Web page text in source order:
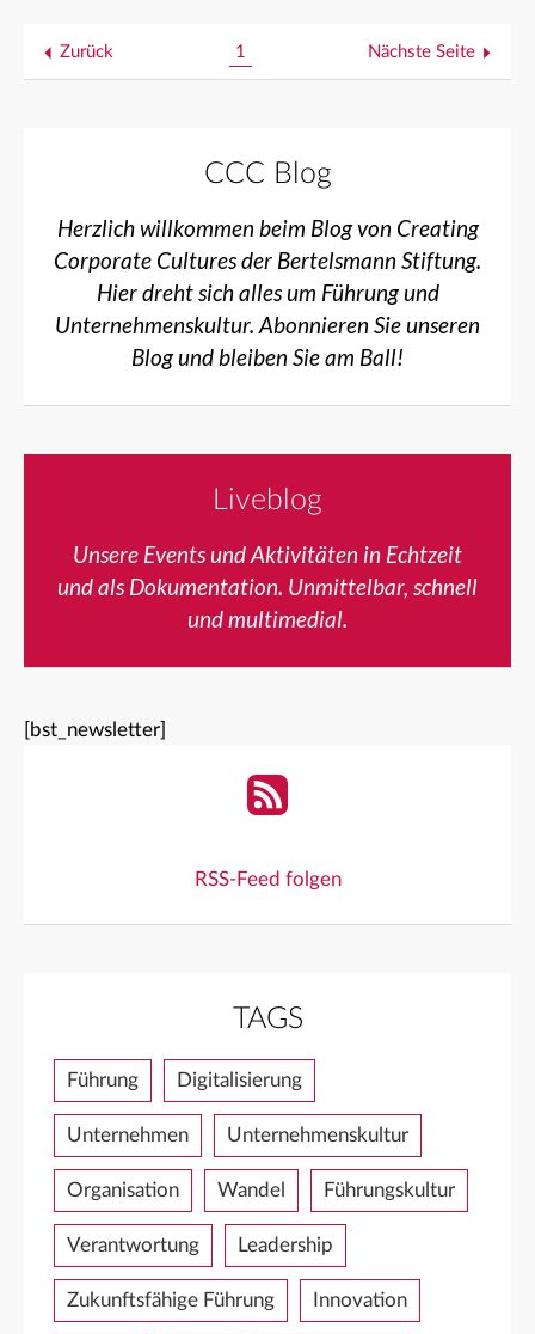
Zurück 1 Nächste Seite
CCC Blog
Herzlich willkommen beim Blog von Creating
Corporate Cultures der Bertelsmann Stiftung.
Hier dreht sich alles um Führung und
Unternehmenskultur. Abonnieren Sie unseren
Blog und bleiben Sie am Ball!
Liveblog
Unsere Events und Aktivitäten in Echtzeit
und als Dokumentation. Unmittelbar, schnell
und multimedial.
[bst_newsletter]
RSS-Feed folgen
TAGS
Führung Digitalisierung
Unternehmen Unternehmenskultur
Organisation Wandel Führungskultur
Verantwortung Leadership
Zukunftsfähige Führung Innovation